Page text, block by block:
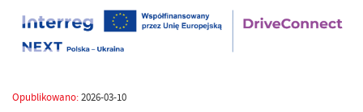
Opublikowano:2026-03-10